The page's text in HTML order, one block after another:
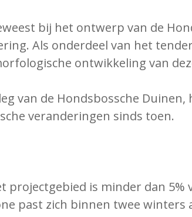
bij het ontwerp van de
Als onderdeel van het
ontwikkeling van
van de Hondsbossche
veranderingen sinds toen.
projectgebied is minder dan 5%
past zich binnen twee